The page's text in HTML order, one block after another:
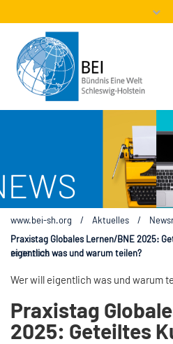
Mitglieder
www.bei-sh.org / Aktuelles /
Praxistag Globales Lernen/BNE 2025:
eigentlich was und warum teilen?
29.08.2025
Wer will eigentlich was und warum
Praxistag
2025: Geteiltes